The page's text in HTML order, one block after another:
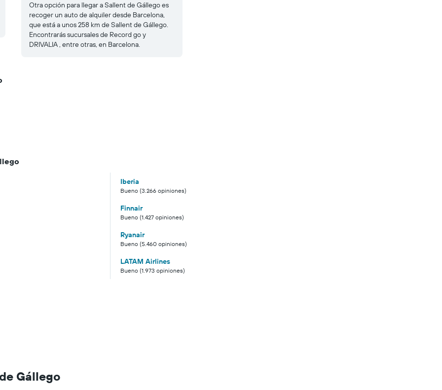
Otra opción para llegar a Sallent de Gállego es
recoger un auto de alquiler desde Barcelona,
que está a unos 258 km de Sallent de Gállego.
Encontrarás sucursales de Record go y
DRIVALIA , entre otras, en Barcelona.
Iberia
Bueno (3.266 opiniones)
Finnair
Bueno (1.427 opiniones)
Ryanair
Bueno (5.460 opiniones)
LATAM Airlines
Bueno (1.973 opiniones)
Gállego